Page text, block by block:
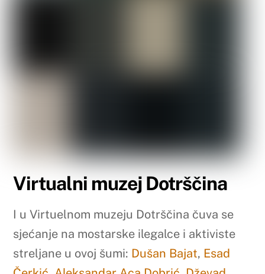
Virtualni muzej Dotrščina
I u Virtuelnom muzeju Dotrščina čuva se
sjećanje na mostarske ilegalce i aktiviste
streljane u ovoj šumi: Dušan Bajat, Esad